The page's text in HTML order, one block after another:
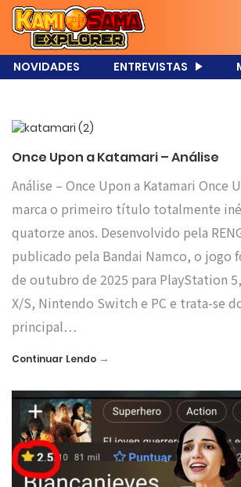
NOVIDADES ENTREVISTAS
Once Upon a Katamari – Análise
Análise – Once Upon a Katamari Once
marca o primeiro título totalmente
quatorze anos. Desenvolvido pela
publicado pela Bandai Namco, o jogo
de outubro de 2025 para PlayStation
X/S, Nintendo Switch e PC e trata-se
principal…
Continuar Lendo →